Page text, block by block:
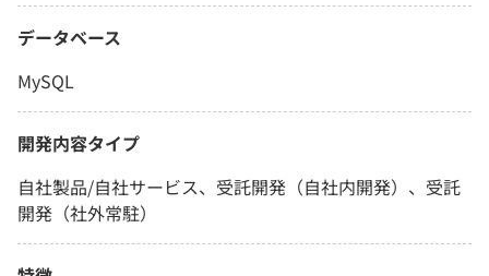
データベース
MySQL
開発内容タイプ
自社製品/自社サービス、受託開発（自社内開発）、受託
開発（社外常駐）